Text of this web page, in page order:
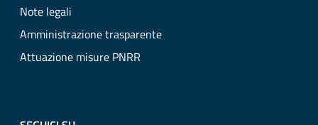
Note legali
Amministrazione trasparente
Attuazione misure PNRR